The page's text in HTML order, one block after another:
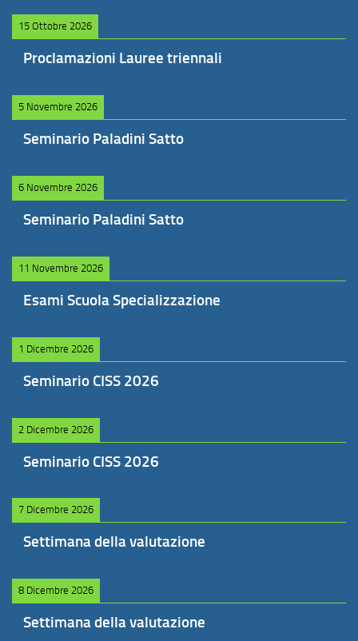
15 Ottobre 2026
Proclamazioni Lauree triennali
5 Novembre 2026
Seminario Paladini Satto
6 Novembre 2026
Seminario Paladini Satto
11 Novembre 2026
Esami Scuola Specializzazione
1 Dicembre 2026
Seminario CISS 2026
2 Dicembre 2026
Seminario CISS 2026
7 Dicembre 2026
Settimana della valutazione
8 Dicembre 2026
Settimana della valutazione